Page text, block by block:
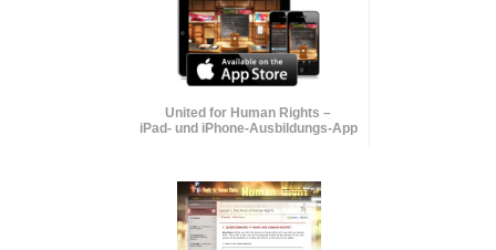
United for Human Rights –
iPad- und iPhone-Ausbildungs-App